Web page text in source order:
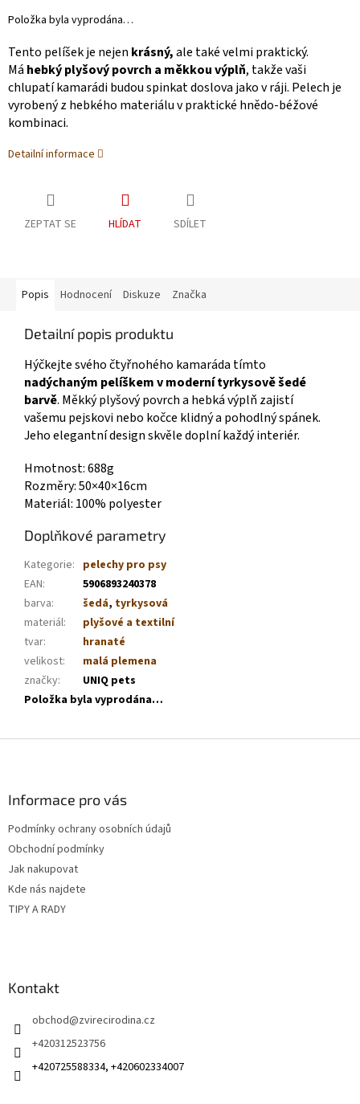
Položka byla vyprodána…
Tento pelíšek je nejen krásný,ale také velmi praktický.
Má hebký plyšový povrch a měkkou výplň, takže vaši
chlupatí kamarádi budou spinkat doslova jako v ráji. Pelech je
vyrobený z hebkého materiálu v praktické hnědo-béžové
kombinaci.
Detailní informace
ZEPTAT SE HLÍDAT SDÍLET
Popis Hodnocení Diskuze Značka
Detailní popis produktu
Hýčkejte svého čtyřnohého kamaráda tímto
nadýchaným pelíškem v moderní tyrkysově šedé
barvě. Měkký plyšový povrch a hebká výplň zajistí
vašemu pejskovi nebo kočce klidný a pohodlný spánek.
Jeho elegantní design skvěle doplní každý interiér.
Hmotnost: 688g
Rozměry: 50×40×16cm
Materiál: 100% polyester
Doplňkové parametry
Kategorie: pelechy pro psy
EAN:
5906893240378
barva: šedá, tyrkysová
materiál:
plyšové a textilní
tvar:
hranaté
velikost:
malá plemena
značky:
UNIQ pets
Položka byla vyprodána…
Informace pro vás
Podmínky ochrany osobních údajů
Obchodní podmínky
Jak nakupovat
Kde nás najdete
TIPY A RADY
Kontakt
obchod@zvirecirodina.cz
+420312523756
+420725588334, +420602334007